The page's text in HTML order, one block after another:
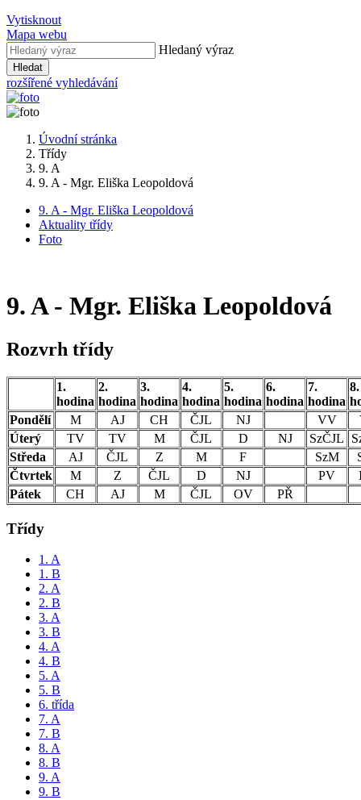
Vytisknout
Mapa webu
Hledaný výraz
Hledat
rozšířené vyhledávání
Úvodní stránka
Třídy
9. A
9. A - Mgr. Eliška Leopoldová
9. A - Mgr. Eliška Leopoldová
Aktuality třídy
Foto
9. A - Mgr. Eliška Leopoldová
Rozvrh třídy
1.
hodina
2.
hodina
3.
hodina
4.
hodina
5.
hodina
6.
hodina
7.
hodina
8.
Pondělí
M AJ CH ČJL NJ VV
Úterý
TV TV M ČJL D NJ SzČJL
Středa
AJ ČJL Z M F SzM
Čtvrtek
M Z ČJL D NJ PV
Pátek
CH AJ M ČJL OV PŘ
Třídy
1. A
1. B
2. A
2. B
3. A
3. B
4. A
4. B
5. A
5. B
6. třída
7. A
7. B
8. A
8. B
9. A
9. B